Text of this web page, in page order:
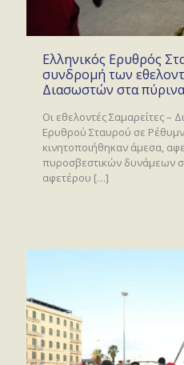
Ελληνικός Ερυθρός
συνδρομή των
Διασωστών στα
Οι εθελοντές Σαμαρείτες –
Ερυθρού Σταυρού σε
κινητοποιήθηκαν άμεσα,
πυροσβεστικών δυνάμεων
αφετέρου […]